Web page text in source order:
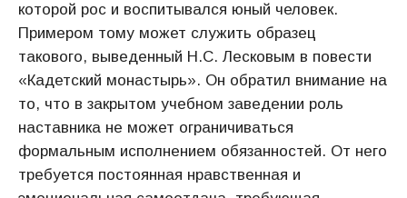
которой рос и воспитывался юный человек.
Примером тому может служить образец
такового, выведенный Н.С. Лесковым в повести
«Кадетский монастырь». Он обратил внимание на
то, что в закрытом учебном заведении роль
наставника не может ограничиваться
формальным исполнением обязанностей. От него
требуется постоянная нравственная и